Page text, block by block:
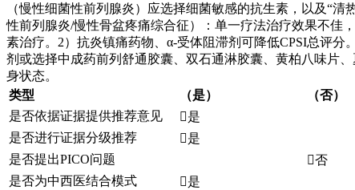
（慢性细菌性前列腺炎）应选择细菌敏感的抗生素，以及“
性前列腺炎/慢性骨盆疼痛综合征）：单一疗法治疗效果不佳
素治疗。2）抗炎镇痛药物、α-受体阻滞剂可降低CPSI总评
剂或选择中成药前列舒通胶囊、双石通淋胶囊、黄柏八味片
身状态。
类型
（是）
（否）
是否依据证据提供推荐意见
是
是否进行证据分级推荐
是
是否提出PICO问题
否
是否为中西医结合模式
是